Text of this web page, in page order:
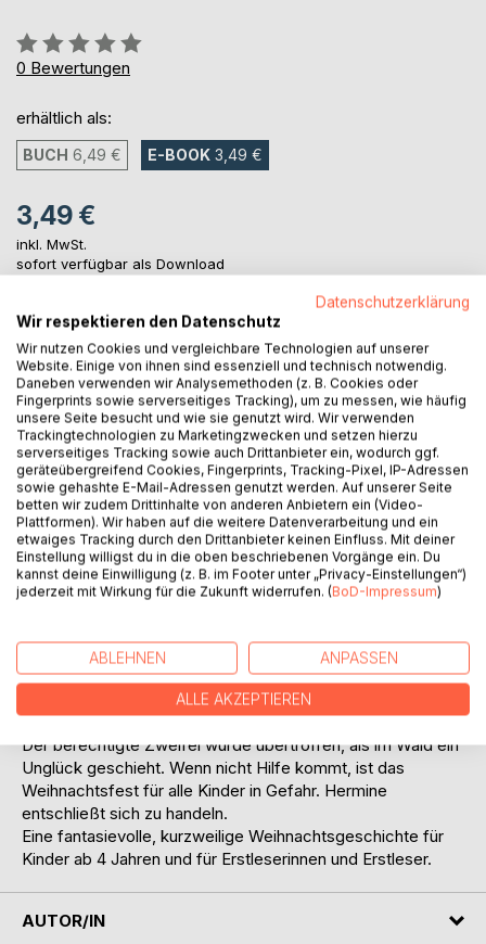
Bewertung::
0%
0 Bewertungen
erhältlich als:
BUCH 6,49 € E-BOOK 3,49 €
3,49 €
inkl. MwSt.
sofort verfügbar als Download
IN DEN WARENKORB
Auf die Merkliste
Titel bewerten
BESCHREIBUNG
Hermine, die Eule, hat große Sorgen. Wird es der
Weihnachtsmann bei diesem Schneesturm schaffen,
rechtzeitig für alle Menschen- und Tierkinder die
Geschenke zu verteilen?
Der berechtigte Zweifel wurde übertroffen, als im Wald ein
Unglück geschieht. Wenn nicht Hilfe kommt, ist das
Weihnachtsfest für alle Kinder in Gefahr. Hermine
entschließt sich zu handeln.
Eine fantasievolle, kurzweilige Weihnachtsgeschichte für
Kinder ab 4 Jahren und für Erstleserinnen und Erstleser.
AUTOR/IN
Datenschutzerklärung
Wir respektieren den Datenschutz
Wir nutzen Cookies und vergleichbare Technologien auf unserer
Website. Einige von ihnen sind essenziell und technisch notwendig.
Daneben verwenden wir Analysemethoden (z. B. Cookies oder
Fingerprints sowie serverseitiges Tracking), um zu messen, wie häufig
unsere Seite besucht und wie sie genutzt wird. Wir verwenden
Trackingtechnologien zu Marketingzwecken und setzen hierzu
serverseitiges Tracking sowie auch Drittanbieter ein, wodurch ggf.
geräteübergreifend Cookies, Fingerprints, Tracking-Pixel, IP-Adressen
sowie gehashte E-Mail-Adressen genutzt werden. Auf unserer Seite
betten wir zudem Drittinhalte von anderen Anbietern ein (Video-
Plattformen). Wir haben auf die weitere Datenverarbeitung und ein
etwaiges Tracking durch den Drittanbieter keinen Einfluss. Mit deiner
Einstellung willigst du in die oben beschriebenen Vorgänge ein. Du
kannst deine Einwilligung (z. B. im Footer unter „Privacy-Einstellungen“)
jederzeit mit Wirkung für die Zukunft widerrufen. (BoD-Impressum)
ABLEHNEN ANPASSEN
ALLE AKZEPTIEREN